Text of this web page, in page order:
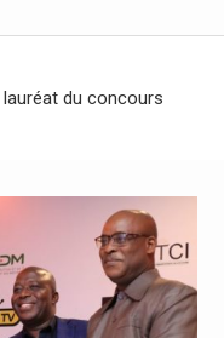
du concours